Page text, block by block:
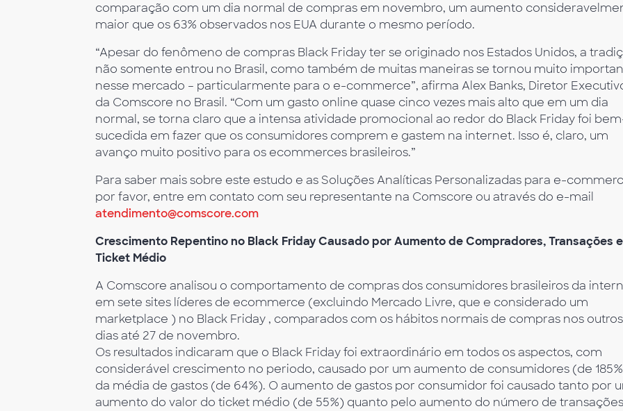
comparação com um dia normal de compras em novembro, um aumento
maior que os 63% observados nos EUA durante o mesmo período.
“Apesar do fenômeno de compras Black Friday ter se originado nos Estados Unidos, a
não somente entrou no Brasil, como também de muitas maneiras se tornou muito
nesse mercado – particularmente para o e-commerce”, afirma Alex Banks, Diretor
da Comscore no Brasil. “Com um gasto online quase cinco vezes mais alto que em um dia
normal, se torna claro que a intensa atividade promocional ao redor do Black Friday foi
sucedida em fazer que os consumidores comprem e gastem na internet. Isso é, claro, um
avanço muito positivo para os ecommerces brasileiros.”
Para saber mais sobre este estudo e as Soluções Analíticas Personalizadas para e-
por favor, entre em contato com seu representante na Comscore ou através do e-mail
atendimento@comscore.com
Crescimento Repentino no Black Friday Causado por Aumento de Compradores, Transações e
Ticket Médio
A Comscore analisou o comportamento de compras dos consumidores brasileiros da
em sete sites líderes de ecommerce (excluindo Mercado Livre, que e considerado um
marketplace ) no Black Friday , comparados com os hábitos normais de compras nos outros
dias até 27 de novembro.
Os resultados indicaram que o Black Friday foi extraordinário em todos os aspectos, com
considerável crescimento no periodo, causado por um aumento de consumidores (de
da média de gastos (de 64%). O aumento de gastos por consumidor foi causado tanto por
aumento do valor do ticket médio (de 55%) quanto pelo aumento do número de transações